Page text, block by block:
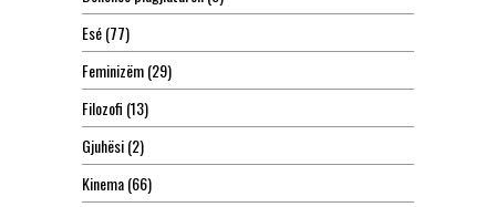
Esé(77)
Feminizëm(29)
Filozofi (13)
Gjuhësi(2)
Kinema(66)